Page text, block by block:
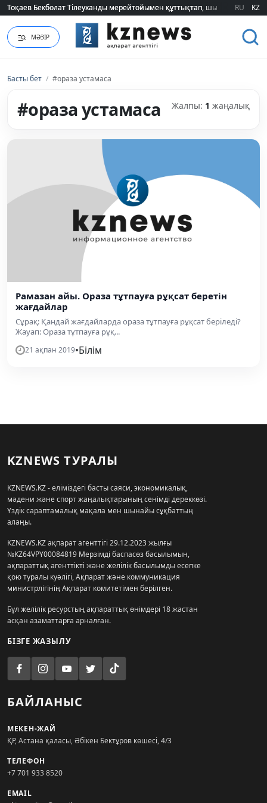
Тоқаев Бекболат Тілеуханды мерейтойымен құттықтап, шығармашылық
Тоқаев Бекболат Тілеуханды мерейтойымен құттықтап, шығармашылық
RU KZ
МӘЗІР
Басты бет / #ораза устамаса
#ораза устамаса Жалпы: 1 жаңалық
Рамазан айы. Ораза тұтпауға рұқсат беретін
жағдайлар
Сұрақ: Қандай жағдайларда ораза тұтпауға рұқсат беріледі?
Жауап: Ораза тұтпауға рұқ...
21 ақпан 2019•Білім
KZNEWS ТУРАЛЫ
KZNEWS.KZ - еліміздегі басты саяси, экономикалық,
мәдени және спорт жаңалықтарының сенімді дереккөзі.
Үздік сараптамалық мақала мен шынайы сұқбаттың
алаңы.
KZNEWS.KZ ақпарат агенттігі 29.12.2023 жылғы
№KZ64VPY00084819 Мерзімді баспасөз басылымын,
ақпараттық агенттікті және желілік басылымды есепке
қою туралы куәлігі, Ақпарат және коммуникация
министрлігінің Ақпарат комитетімен берілген.
Бұл желілік ресурстың ақпараттық өнімдері 18 жастан
асқан азаматтарға арналған.
БІЗГЕ ЖАЗЫЛУ
БАЙЛАНЫС
МЕКЕН-ЖАЙ
ҚР, Астана қаласы, Әбікен Бектұров көшесі, 4/3
ТЕЛЕФОН
+7 701 933 8520
EMAIL